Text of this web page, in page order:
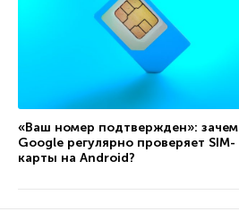
«Ваш номер подтвержден»: зачем
Google регулярно проверяет SIM-
карты на Android?